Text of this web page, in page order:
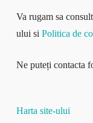
Va rugam sa
ului si Politica de
Ne puteți contacta
Harta site-ului